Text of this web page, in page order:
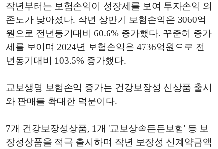
작년부터는 보험손익이 성장세를 보여 투자손익 의
존도가 낮아졌다. 작년 상반기 보험손익은 3060억
원으로 전년동기대비 60.6% 증가했다. 꾸준히 증가
세를 보이며 2024년 보험손익은 4736억원으로 전
년동기대비 103.5% 증가했다.
교보생명 보험손익 증가는 건강보장성 신상품 출시
와 판매를 확대한 덕분이다.
7개 건강보장성상품, 1개 '교보상속든든보험' 등 보
장성상품을 적극 출시하며 작년 보장성 신계약금액